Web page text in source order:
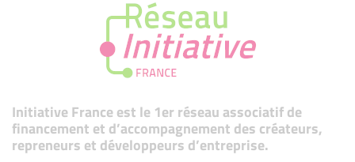
Initiative France est le 1er réseau associatif de
financement et d’accompagnement des créateurs,
repreneurs et développeurs d’entreprise.